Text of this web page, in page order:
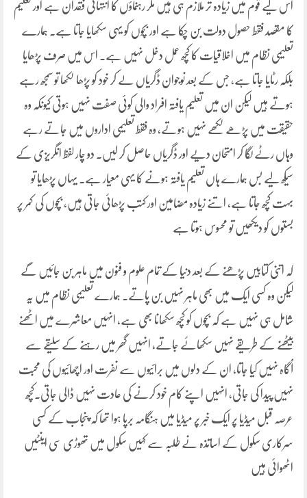
اس لیے قوم میں زیادہ تر ملازم ہی ہیں مگر رہنماؤں کا انتہائی فقدان ہے اور تعلیم
کا مقصد فقط حصول دولت بن چکا ہے اور بچوں کو یہی سکھایا جاتا ہے۔ ہمارے
تعلیمی نظام میں اخلاقیات کا کچھ عمل دخل نہیں ہے۔ اس میں صرف پڑھایا
بلکہ رٹایا جاتا ہے، جس کے بعد نوجوان ڈگریاں لے کر خود کو پڑھا لکھا تو سمجھ رہے
ہوتے ہیں لیکن ان میں تعلیم یافتہ افراد والی کوئی صفت نہیں ہوتی کیونکہ وہ
حقیقت میں پڑھے لکھے نہیں ہوتے، وہ فقط تعلیمی اداروں میں جاتے رہے
وہاں رٹے لگا کر امتحان دیے اور ڈگریاں حاصل کر لیں۔ دو چار لفظ انگریزی کے
سیکھ لیے بس ہمارے ہاں تعلیم یافتہ ہونے کا یہی معیار ہے۔ یہاں پڑھایا تو
بہت کچھ جاتا ہے، اتنے زیادہ مضامین اور کتب پڑھائی جاتی ہیں، بچوں کی کمر پر
بستوں کو دیکھیں تو محسوس ہوتا ہے
کہ اتنی کتابیں پڑھنے کے بعد دنیا کے تمام علوم و فنون میں ماہر بن جائیں گے
لیکن وہ کسی ایک میں بھی ماہر نہیں بن پاتے۔ ہمارے تعلیمی نظام میں یہ
شامل ہی نہیں ہے کہ بچوں کو کچھ سکھانا بھی ہے، انہیں معاشرے میں اٹھنے
بیٹھنے کے طریقے نہیں سکھائے جاتے، انہیں گھر میں رہنے کے سلیقے سے
آگاہ نہیں کیا جاتا، ان کے دلوں میں برائیوں سے نفرت اور اچھائیوں کی محبت
نہیں پیدا کی جاتی، انہیں اپنے کام خود کرنے کی عادت نہیں ڈالی جاتی۔کچھ
عرصہ قبل میڈیا پر ایک خبر پر میڈیا میں ہنگامہ برپا ہوا تھا کہ پنجاب کے کسی
سرکاری سکول کے اساتذہ نے طلبہ سے کہیں سکول میں تھوڑی سی اینٹیں
اٹھوائی ہیں